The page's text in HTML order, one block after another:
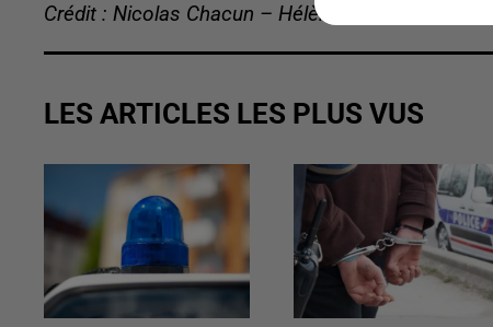
Crédit : Nicolas Chacun – Hélène Virat
LES ARTICLES LES PLUS VUS